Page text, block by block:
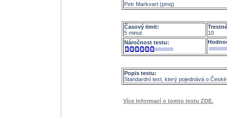
Petr Markvart (pmq)
Časový limit:
5 minut
10
Náročnost testu:
Popis testu:
Standardní text, který pojednává o
Více informací o tomto testu ZDE.